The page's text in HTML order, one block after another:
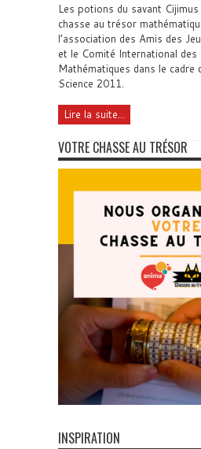
Les potions du savant
chasse au trésor
l’association des Amis des
et le Comité International des
Mathématiques dans le cadre
Science 2011.
Lire la suite...
VOTRE CHASSE AU TRÉSOR
INSPIRATION